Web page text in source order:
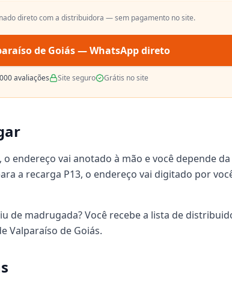
direto com a distribuidora — sem pagamento no site.
de Goiás— WhatsApp direto
avaliações Site seguro Grátis no site
endereço vai anotado à mão e você depende
a recarga P13, o endereço vai digitado por
de madrugada? Você recebe a lista de
Valparaíso de Goiás.